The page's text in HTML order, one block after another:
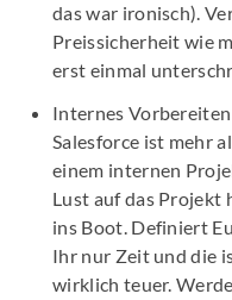
das war ironisch).
Preissicherheit wie
erst einmal
Internes
Salesforce ist mehr
einem internen
Lust auf das Projekt
ins Boot. Definiert
Ihr nur Zeit und die
wirklich teuer.